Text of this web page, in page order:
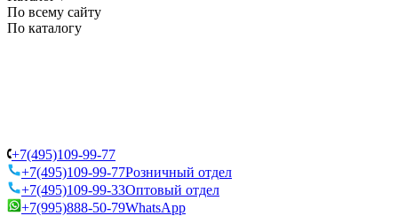
По всему сайту
По каталогу
+7(495)109-99-77
+7(495)109-99-77Розничный отдел
+7(495)109-99-33Оптовый отдел
+7(995)888-50-79WhatsApp